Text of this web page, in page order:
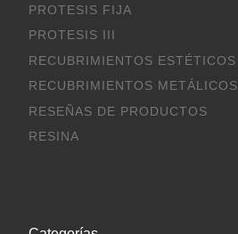
PROTESIS FIJA
PROTESIS III
RECUBRIMIENTOS ESTÉTICOS
RECUBRIMIENTOS METÁLICOS
RESEÑAS DE PRODUCTOS
RESINA